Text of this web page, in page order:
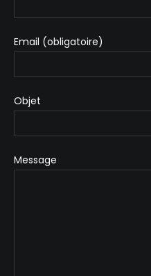
Email (obligatoire)
Objet
Message